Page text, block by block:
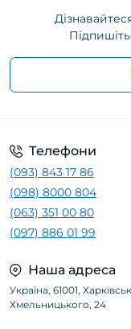
Телефони
(093) 843 17 86
(098) 8000 804
(063) 351 00 80
(097) 886 01 99
Наша адреса
Україна, 61001,
Хмельницького, 24